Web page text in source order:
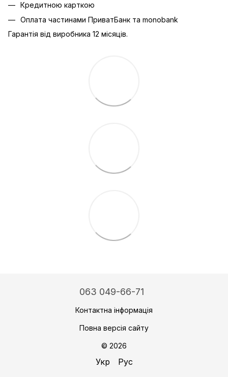
Кредитною карткою
Оплата частинами ПриватБанк та monobank
Гарантія від виробника 12 місяців.
063 049-66-71
Контактна інформація
Повна версія сайту
© 2026
Укр Рус